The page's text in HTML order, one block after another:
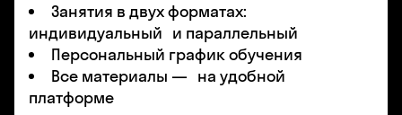
Занятия в двух форматах:
индивидуальный и параллельный
Персональный график обучения
Все материалы — на удобной
платформе